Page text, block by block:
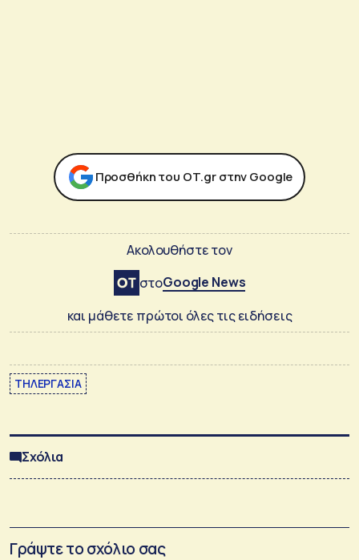
Προσθήκη του ΟΤ.gr στην Google
Ακολουθήστε τον
στοGoogle News
και μάθετε πρώτοι όλες τις ειδήσεις
ΤΗΛΕΡΓΑΣΙΑ
Σχόλια
Γράψτε το σχόλιο σας